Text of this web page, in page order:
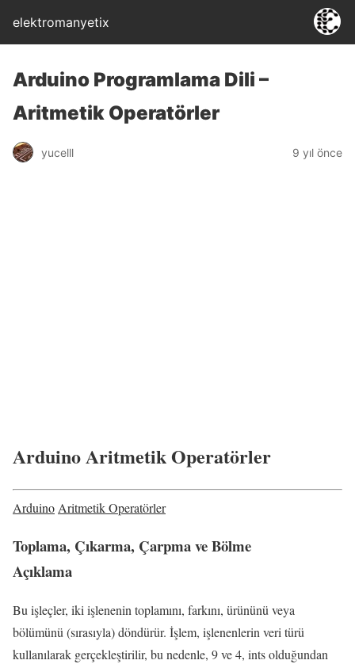
elektromanyetix
Arduino Programlama Dili –
Aritmetik Operatörler
yucelll 9 yıl önce
Arduino Aritmetik Operatörler
Arduino Aritmetik Operatörler
Toplama, Çıkarma, Çarpma ve Bölme
Açıklama
Bu işleçler, iki işlenenin toplamını, farkını, ürününü veya
bölümünü (sırasıyla) döndürür. İşlem, işlenenlerin veri türü
kullanılarak gerçekleştirilir, bu nedenle, 9 ve 4, ints olduğundan